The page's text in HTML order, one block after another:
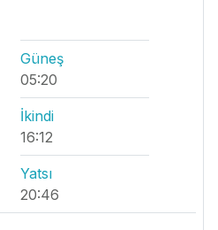
Güneş
05:20
İkindi
16:12
Yatsı
20:46